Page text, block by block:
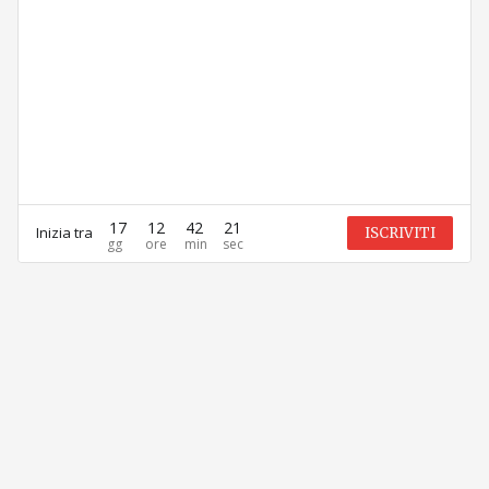
Inizia tra 17 12 42 21 ISCRIVITI